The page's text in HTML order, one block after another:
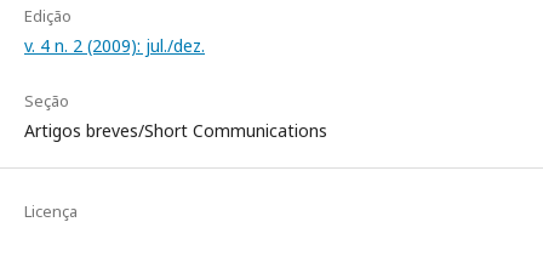
Edição
v. 4 n. 2 (2009): jul./dez.
Seção
Artigos breves/Short Communications
Licença